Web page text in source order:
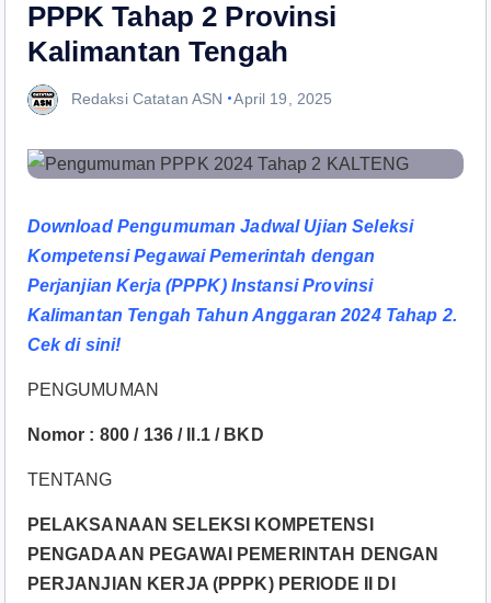
PPPK Tahap 2 Provinsi
Kalimantan Tengah
Redaksi Catatan ASN April 19, 2025
Download Pengumuman Jadwal Ujian Seleksi
Kompetensi Pegawai Pemerintah dengan
Perjanjian Kerja (PPPK) Instansi Provinsi
Kalimantan Tengah Tahun Anggaran 2024 Tahap 2.
Cek di sini!
PENGUMUMAN
Nomor : 800 / 136 / II.1 / BKD
TENTANG
PELAKSANAAN SELEKSI KOMPETENSI
PENGADAAN PEGAWAI PEMERINTAH DENGAN
PERJANJIAN KERJA (PPPK) PERIODE II DI